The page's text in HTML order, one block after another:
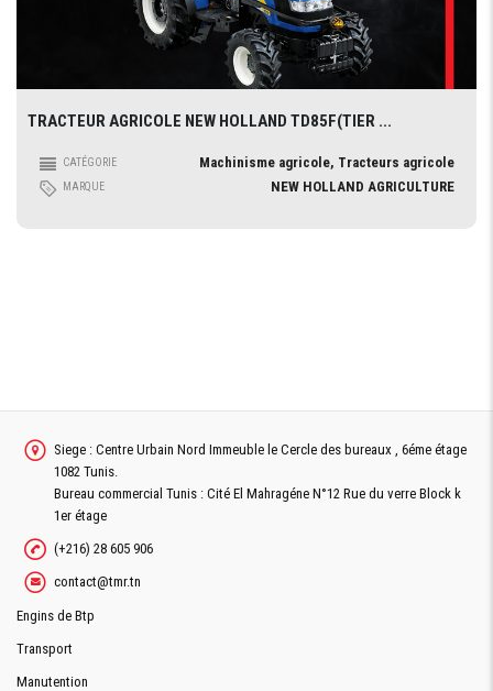
TRACTEUR AGRICOLE NEW HOLLAND TD85F(TIER ...
CATÉGORIE Machinisme agricole, Tracteurs agricole
MARQUE NEW HOLLAND AGRICULTURE
Siege : Centre Urbain Nord Immeuble le Cercle des bureaux , 6éme étage
1082 Tunis.
Bureau commercial Tunis : Cité El Mahragéne N°12 Rue du verre Block k
1er étage
(+216) 28 605 906
contact@tmr.tn
Engins de Btp
Transport
Manutention